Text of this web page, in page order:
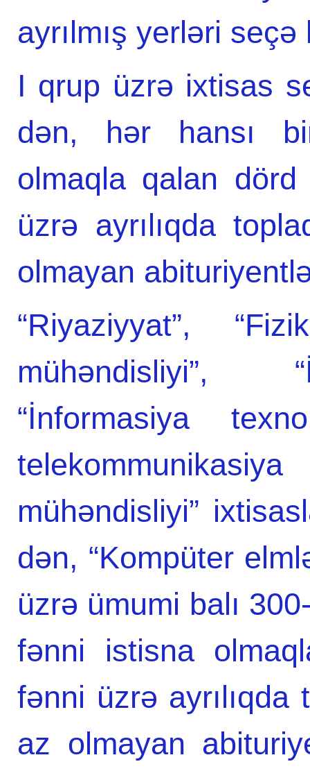
ayrılmış yerləri
I qrup üzrə ixtisas
dən, hər hansı
olmaqla qalan
üzrə ayrılıqda
olmayan
“Riyaziyyat”,
mühəndisliyi”,
“İnformasiya
mühəndisliyi”
dən, “Kompüter
üzrə ümumi balı
fənni istisna
fənni üzrə ayrılıqda
az olmayan